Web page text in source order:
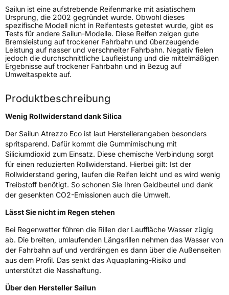
Gewicht (in kg) 8 kg
Generelle Merkmale
Fahrzeugtyp PKW
VerwendungSommerreifen
ModellnameAtrezzo Eco
Fahrzeugart
PKW & SUV
Weitere Eigenschaften
Schlauchtyp TL
ZustandNeureifen
VerstärktXL
EffizienzC
Nasshaftung B
Rollgeräusch (Klasse)B
Sailun ist eine aufstrebende Reifenmarke mit asiatischem
Ursprung, die 2002 gegründet wurde. Obwohl dieses
spezifische Modell nicht in Reifentests getestet wurde, gibt es
Tests für andere Sailun-Modelle. Diese Reifen zeigen gute
Bremsleistung auf trockener Fahrbahn und überzeugende
Leistung auf nasser und verschneiter Fahrbahn. Negativ fielen
jedoch die durchschnittliche Laufleistung und die mittelmäßigen
Ergebnisse auf trockener Fahrbahn und in Bezug auf
Umweltaspekte auf.
Produktbeschreibung
Wenig Rollwiderstand dank Silica
Der Sailun Atrezzo Eco ist laut Herstellerangaben besonders
spritsparend. Dafür kommt die Gummimischung mit
Siliciumdioxid zum Einsatz. Diese chemische Verbindung sorgt
für einen reduzierten Rollwiderstand. Hierbei gilt: Ist der
Rollwiderstand gering, laufen die Reifen leicht und es wird wenig
Treibstoff benötigt. So schonen Sie Ihren Geldbeutel und dank
der gesenkten CO2-Emissionen auch die Umwelt.
Lässt Sie nicht im Regen stehen
Bei Regenwetter führen die Rillen der Lauffläche Wasser zügig
ab. Die breiten, umlaufenden Längsrillen nehmen das Wasser von
der Fahrbahn auf und verdrängen es dann über die Außenseiten
aus dem Profil. Das senkt das Aquaplaning-Risiko und
unterstützt die Nasshaftung.
Über den Hersteller Sailun